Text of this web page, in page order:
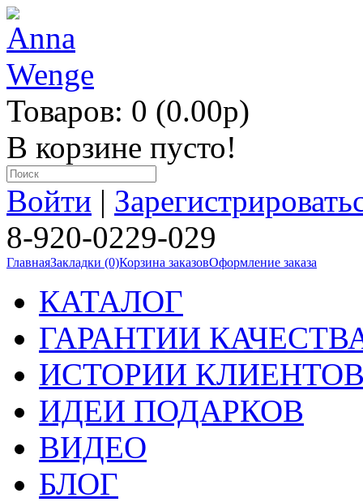
Товаров: 0 (0.00p)
В корзине пусто!
Войти |
8-920-0229-029
ГлавнаяЗакладки (0)Корзина заказовОформление заказа
КАТАЛОГ
ГАРАНТИИ
ИСТОРИИ
ИДЕИ ПОДАРКОВ
ВИДЕО
БЛОГ